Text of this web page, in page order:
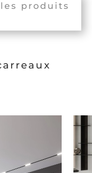
produits